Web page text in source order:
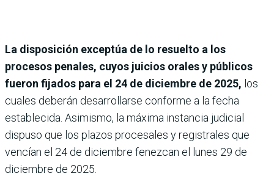
La disposición exceptúa de lo resuelto a los
procesos penales, cuyos juicios orales y públicos
fueron fijados para el 24 de diciembre de 2025, los
cuales deberán desarrollarse conforme a la fecha
establecida. Asimismo, la máxima instancia judicial
dispuso que los plazos procesales y registrales que
vencían el 24 de diciembre fenezcan el lunes 29 de
diciembre de 2025.